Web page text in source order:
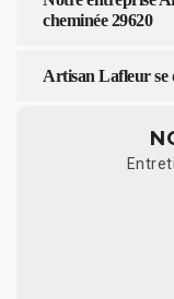
cheminée 29620
Artisan Lafleur se